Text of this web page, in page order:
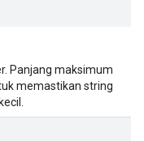
Panjang maksimum
memastikan string